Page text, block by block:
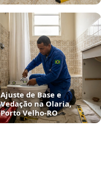
Ajuste de Base e
Vedação na Olaria,
Porto Velho‑RO